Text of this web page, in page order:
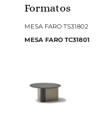
Formatos
MESA FARO TS31802
MESA FARO TC31801